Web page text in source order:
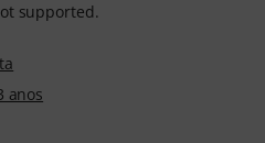
supported.
anos